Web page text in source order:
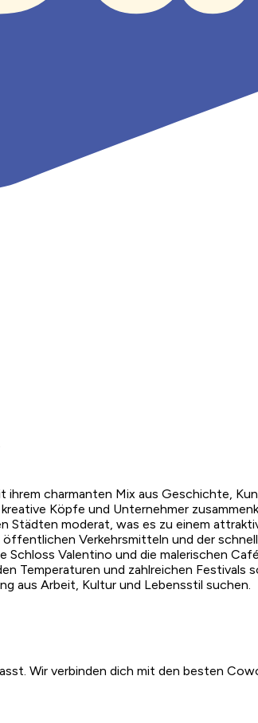
charmanten Mix aus Geschichte,
Köpfe und Unternehmer
Städten moderat, was es zu einem
Verkehrsmitteln und der
Valentino und die malerischen
Temperaturen und zahlreichen
aus Arbeit, Kultur und Lebensstil suchen.
Wir verbinden dich mit den besten